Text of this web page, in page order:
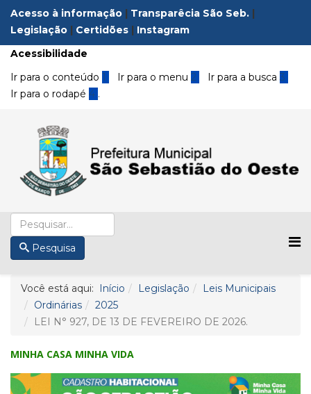
Acesso à informação | Transparêcia São Seb. |
Legislação | Certidões | Instagram
Acessibilidade
Ir para o conteúdo 1 Ir para o menu 2 Ir para a busca3
Ir para o rodapé 4 .
Pesquisa
Você está aqui: Início Legislação
Leis Municipais
Ordinárias
2025
LEI N° 927, DE 13 DE FEVEREIRO DE 2026.
MINHA CASA MINHA VIDA